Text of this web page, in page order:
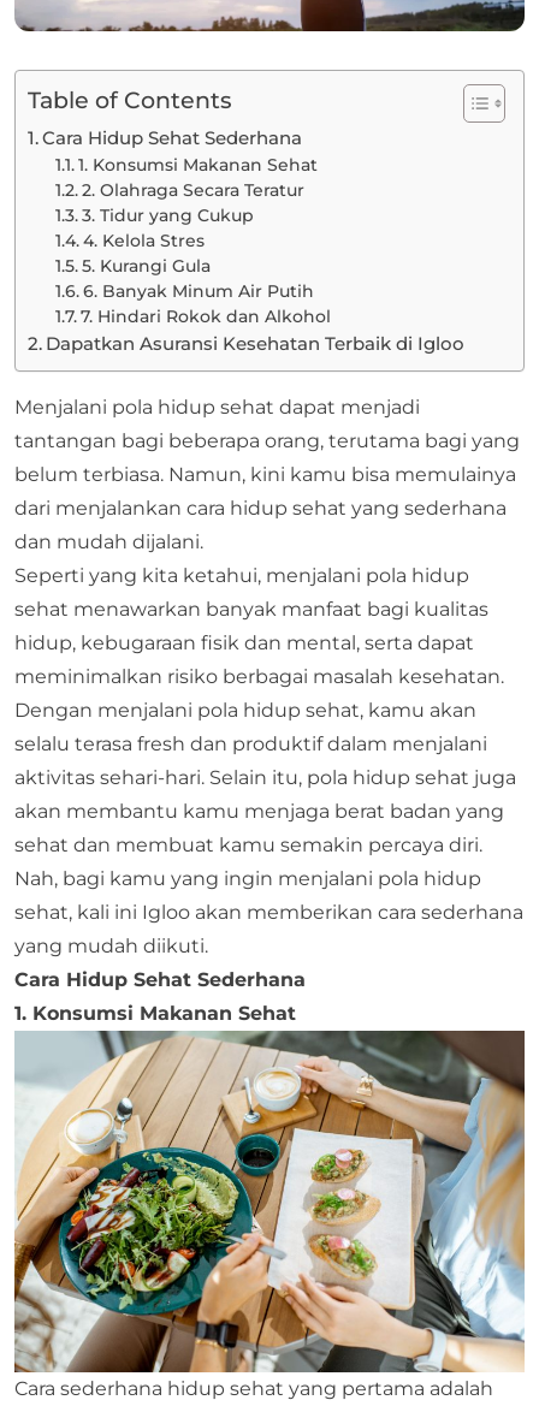
Table of Contents
Cara Hidup Sehat Sederhana
1. Konsumsi Makanan Sehat
2. Olahraga Secara Teratur
3. Tidur yang Cukup
4. Kelola Stres
5. Kurangi Gula
6. Banyak Minum Air Putih
7. Hindari Rokok dan Alkohol
Dapatkan Asuransi Kesehatan Terbaik di Igloo
Menjalani pola hidup sehat dapat menjadi
tantangan bagi beberapa orang, terutama bagi yang
belum terbiasa. Namun, kini kamu bisa memulainya
dari menjalankan cara hidup sehat yang sederhana
dan mudah dijalani.
Seperti yang kita ketahui, menjalani pola hidup
sehat menawarkan banyak manfaat bagi kualitas
hidup, kebugaraan fisik dan mental, serta dapat
meminimalkan risiko berbagai masalah kesehatan.
Dengan menjalani pola hidup sehat, kamu akan
selalu terasa fresh dan produktif dalam menjalani
aktivitas sehari-hari. Selain itu, pola hidup sehat juga
akan membantu kamu menjaga berat badan yang
sehat dan membuat kamu semakin percaya diri.
Nah, bagi kamu yang ingin menjalani pola hidup
sehat, kali ini Igloo akan memberikan cara sederhana
yang mudah diikuti.
Cara Hidup Sehat Sederhana
1. Konsumsi Makanan Sehat
Cara sederhana hidup sehat yang pertama adalah